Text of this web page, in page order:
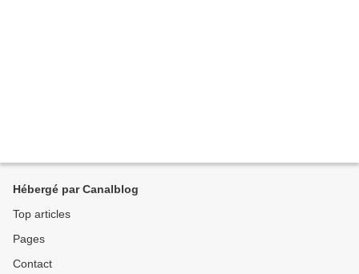
Hébergé par Canalblog
Top articles
Pages
Contact